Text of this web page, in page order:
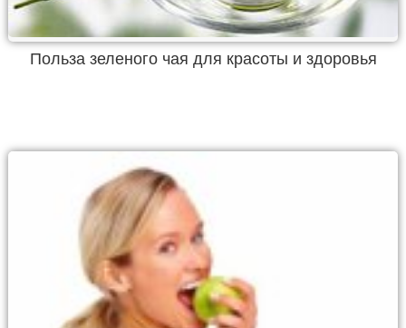
Польза зеленого чая для красоты и здоровья